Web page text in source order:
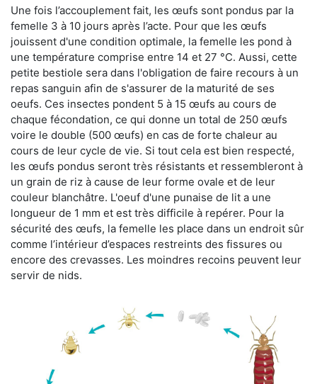
Une fois l’accouplement fait, les œufs sont pondus par la
femelle 3 à 10 jours après l’acte. Pour que les œufs
jouissent d'une condition optimale, la femelle les pond à
une température comprise entre 14 et 27 °C. Aussi, cette
petite bestiole sera dans l'obligation de faire recours à un
repas sanguin afin de s'assurer de la maturité de ses
oeufs. Ces insectes pondent 5 à 15 œufs au cours de
chaque fécondation, ce qui donne un total de 250 œufs
voire le double (500 œufs) en cas de forte chaleur au
cours de leur cycle de vie. Si tout cela est bien respecté,
les œufs pondus seront très résistants et ressembleront à
un grain de riz à cause de leur forme ovale et de leur
couleur blanchâtre. L'oeuf d'une punaise de lit a une
longueur de 1 mm et est très difficile à repérer. Pour la
sécurité des œufs, la femelle les place dans un endroit sûr
comme l’intérieur d’espaces restreints des fissures ou
encore des crevasses. Les moindres recoins peuvent leur
servir de nids.